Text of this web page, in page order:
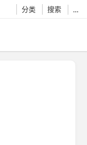
分类 搜索 …